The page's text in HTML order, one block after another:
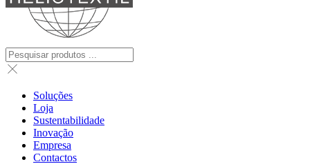
Soluções
Loja
Sustentabilidade
Inovação
Empresa
Contactos